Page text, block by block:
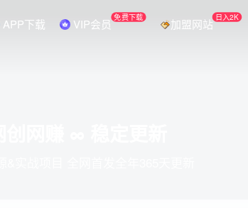
APP下载 VIP会员 免费下载 加盟网站 日入2K